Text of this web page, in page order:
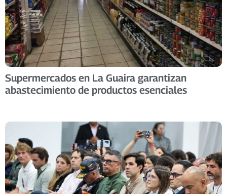
Supermercados en La Guaira garantizan
abastecimiento de productos esenciales